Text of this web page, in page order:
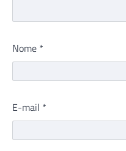
Nome *
E-mail *